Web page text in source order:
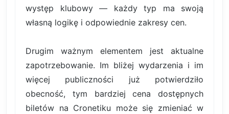
występ klubowy — każdy typ ma swoją
własną logikę i odpowiednie zakresy cen.
Drugim ważnym elementem jest aktualne
zapotrzebowanie. Im bliżej wydarzenia i im
więcej publiczności już potwierdziło
obecność, tym bardziej cena dostępnych
biletów na Cronetiku może się zmieniać w